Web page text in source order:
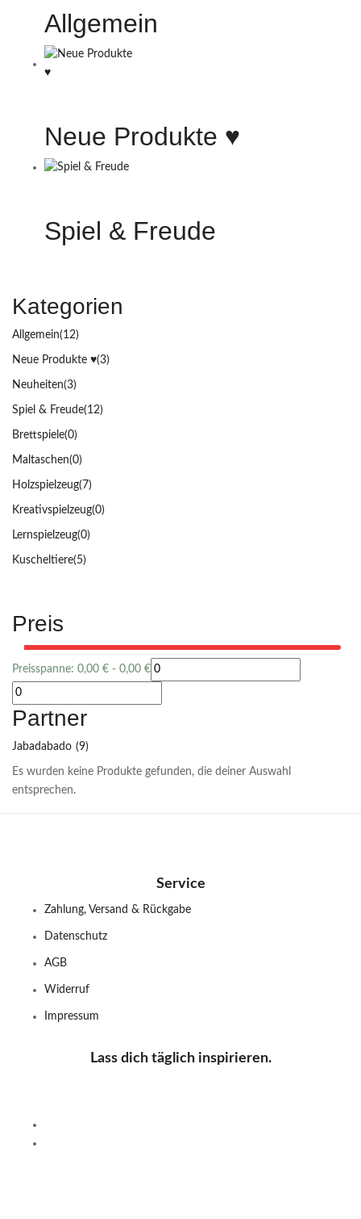
Allgemein
Neue Produkte ♥️
Spiel & Freude
Kategorien
Allgemein(12)
Neue Produkte ♥️(3)
Neuheiten(3)
Spiel & Freude(12)
Brettspiele(0)
Maltaschen(0)
Holzspielzeug(7)
Kreativspielzeug(0)
Lernspielzeug(0)
Kuscheltiere(5)
Preis
Preisspanne: 0,00 € - 0,00 €
Partner
Jabadabado (9)
Es wurden keine Produkte gefunden, die deiner Auswahl
entsprechen.
Service
Zahlung, Versand & Rückgabe
Datenschutz
AGB
Widerruf
Impressum
Lass dich täglich inspirieren.